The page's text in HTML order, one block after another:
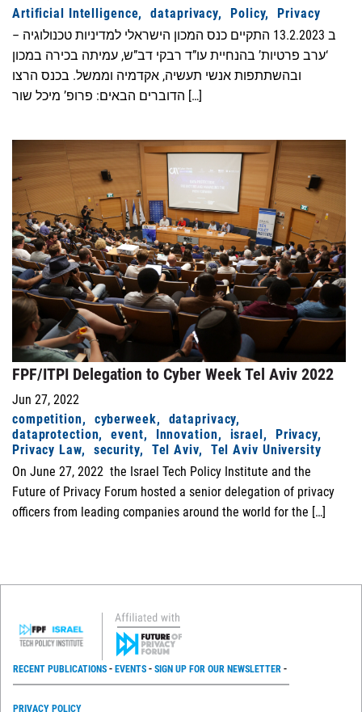
Artificial Intelligence
dataprivacy Policy
Privacy
ב 13.2.2023 התקיים כנס המכון הישראלי למדיניות טכנולוגיה –
‘ערב פרטיות’ בהנחיית עו”ד רבקי דב”ש, עמיתה בכירה במכון
ובהשתתפות אנשי תעשיה, אקדמיה וממשל. בכנס הרצו
הדוברים הבאים: פרופ’ מיכל שור […]
FPF/ITPI Delegation to Cyber Week Tel Aviv 2022
Jun 27, 2022
competition
cyberweek
dataprivacy
dataprotection
event Innovation israel
Privacy
Privacy Law
security Tel Aviv
Tel Aviv University
On June 27, 2022 the Israel Tech Policy Institute and the
Future of Privacy Forum hosted a senior delegation of privacy
officers from leading companies around the world for the […]
RECENT PUBLICATIONS EVENTS SIGN UP FOR OUR NEWSLETTER
PRIVACY POLICY